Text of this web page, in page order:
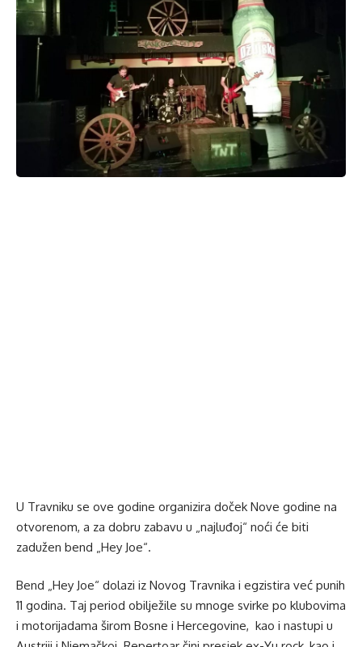
U Travniku se ove godine organizira doček Nove godine na
otvorenom, a za dobru zabavu u „najluđoj“ noći će biti
zadužen bend „Hey Joe“.
Bend „Hey Joe“ dolazi iz Novog Travnika i egzistira već punih
11 godina. Taj period obilježile su mnoge svirke po klubovima
i motorijadama širom Bosne i Hercegovine, kao i nastupi u